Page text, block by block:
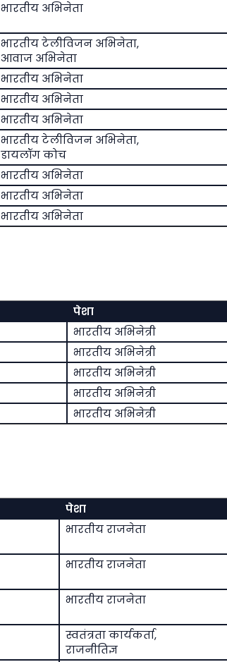
भारतीय अभिनेता
भारतीय टेलीविजन अभिनेता,
आवाज अभिनेता
भारतीय अभिनेता
भारतीय अभिनेता
भारतीय अभिनेता
भारतीय टेलीविजन अभिनेता,
डायलॉग कोच
भारतीय अभिनेता
भारतीय अभिनेता
भारतीय अभिनेता
पेशा
भारतीय अभिनेत्री
भारतीय अभिनेत्री
भारतीय अभिनेत्री
भारतीय अभिनेत्री
भारतीय अभिनेत्री
पेशा
भारतीय राजनेता
भारतीय राजनेता
भारतीय राजनेता
स्वतंत्रता कार्यकर्ता,
राजनीतिज्ञ